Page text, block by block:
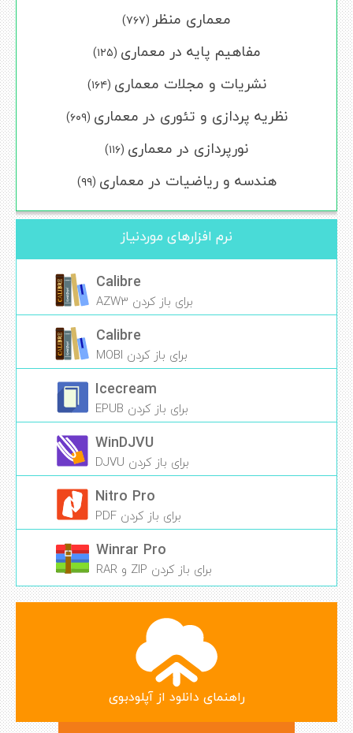
معماری منظر (۷۶۷)
مفاهیم پایه در معماری (۱۲۵)
نشریات و مجلات معماری (۱۶۴)
نظریه پردازی و تئوری در معماری (۶۰۹)
نورپردازی در معماری (۱۱۶)
هندسه و ریاضیات در معماری (۹۹)
نرم افزارهای موردنیاز
Calibre
برای باز کردن AZW3
Calibre
برای باز کردن MOBI
Icecream
برای باز کردن EPUB
WinDJVU
برای باز کردن DJVU
Nitro Pro
برای باز کردن PDF
Winrar Pro
برای باز کردن ZIP و RAR
راهنمای دانلود از آپلودبوی